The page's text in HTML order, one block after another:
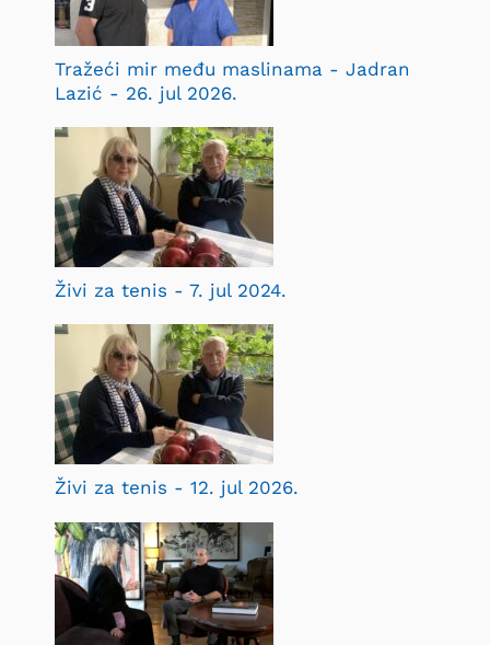
Tražeći mir među maslinama - Jadran
Lazić - 26. jul 2026.
Živi za tenis - 7. jul 2024.
Živi za tenis - 12. jul 2026.